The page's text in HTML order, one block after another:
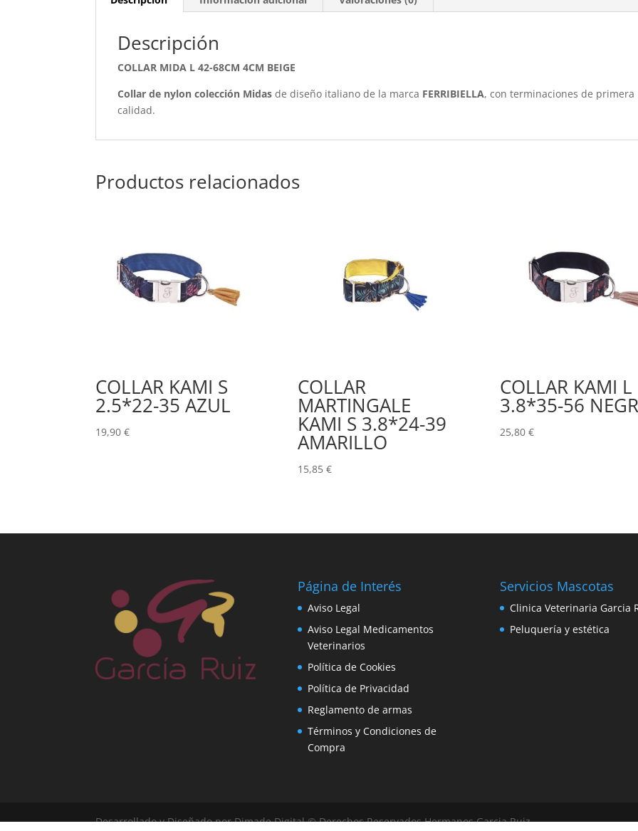
Descripción
COLLAR MIDA L 42-68CM 4CM BEIGE
Collar de nylon colección Midas de diseño italiano de la marca FERRIBIELLA, con terminaciones de primera
calidad.
Productos relacionados
COLLAR KAMI S
2.5*22-35 AZUL
19,90€
COLLAR
MARTINGALE
KAMI S 3.8*24-39
AMARILLO
15,85 €
COLLAR KAMI L
3.8*35-56
25,80 €
Página de Interés
Aviso Legal
Aviso Legal Medicamentos
Veterinarios
Política de Cookies
Política de Privacidad
Reglamento de armas
Términos y Condiciones de
Compra
Servicios Mascotas
Clinica Veterinaria Garcia
Peluquería y estética
Desarrollado y Diseñado por Dimade Digital © Derechos Reservados Hermanos Garcia Ruiz